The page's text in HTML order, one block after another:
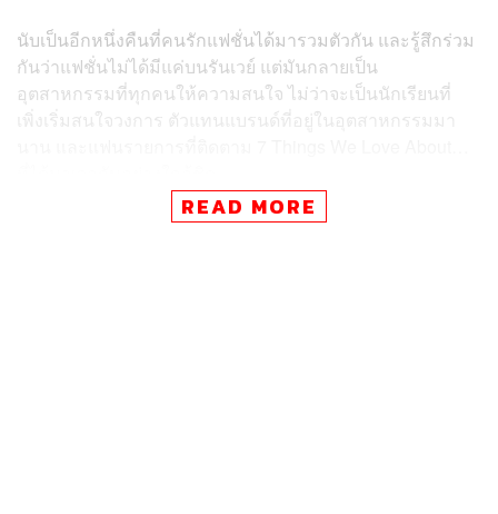
นับเป็นอีกหนึ่งคืนที่คนรักแฟชั่นได้มารวมตัวกัน และรู้สึกร่วม
กันว่าแฟชั่นไม่ได้มีแค่บนรันเวย์ แต่มันกลายเป็น
อุตสาหกรรมที่ทุกคนให้ความสนใจ ไม่ว่าจะเป็นนักเรียนที่
เพิ่งเริ่มสนใจวงการ ตัวแทนแบรนด์ที่อยู่ในอุตสาหกรรมมา
ขอบคุณทุกคนที่มาร่วมทำให้คืนนี้พิเศษ แล้วพบกันใหม่ใน
READ MORE